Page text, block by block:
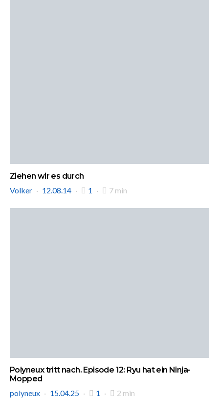
Ziehen wir es durch
Volker
12.08.14 1 7 min
Polyneux tritt nach. Episode 12: Ryu hat ein Ninja-
Mopped
polyneux
15.04.25 1 2 min